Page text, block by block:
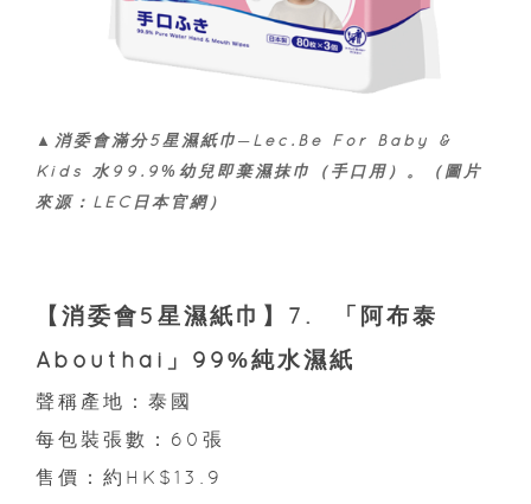
▲消委會滿分5星濕紙巾─Lec.Be For Baby &
Kids 水99.9%幼兒即棄濕抹巾（手口用）。（圖片
來源：LEC日本官網）
【消委會5星濕紙巾】7. 「阿布泰
Abouthai」99%純水濕紙
聲稱產地：泰國
每包裝張數：60張
售價：約HK$13.9